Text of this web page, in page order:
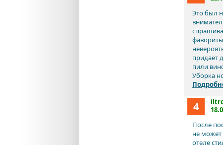
Это был
придаёт
пили
Уборка
4
После
не может
отеле